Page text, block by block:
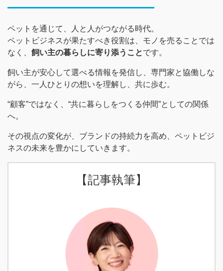
ペットを通じて、人と人がつながる時代。
ペットビジネスが果たすべき役割は、モノを売ることでは
なく、 飼い主の暮らしに寄り添うことです。
飼い主が安心して選べる情報を発信し、専門家と協働しな
がら、一人ひとりの想いを理解し、共に歩む。
“顧客”ではなく、“共に暮らしをつくる仲間”としての関係
へ。
その視点の変化が、ブランドの持続力を高め、ペットビジ
ネスの未来を豊かにしていきます。
【記事執筆】